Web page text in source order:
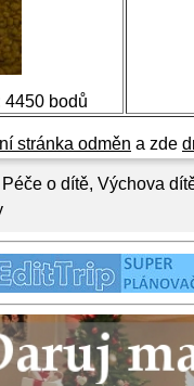
Péče o dítě, Výchova
4450 bodů
stránka odměn a zde